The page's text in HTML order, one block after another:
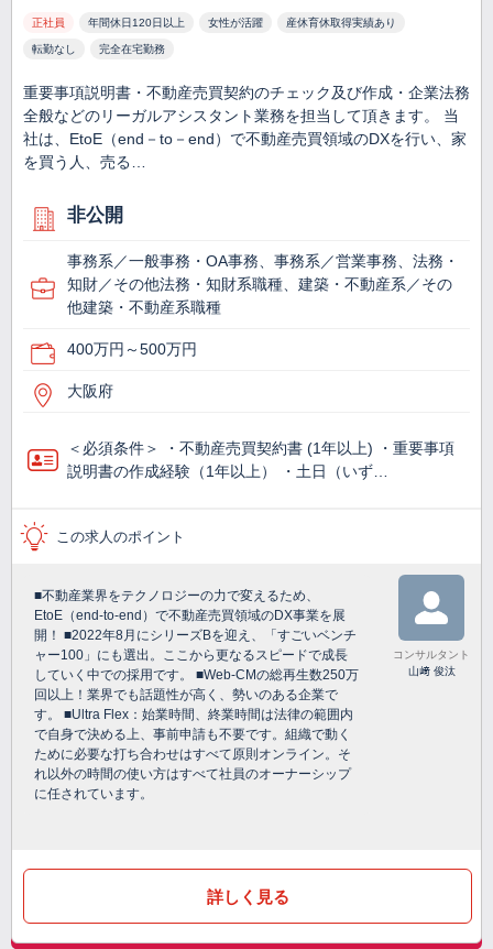
正社員 年間休日120日以上 女性が活躍 産休育休取得実績あり
転勤なし 完全在宅勤務
重要事項説明書・不動産売買契約のチェック及び作成・企業法務
全般などのリーガルアシスタント業務を担当して頂きます。 当
社は、EtoE（end－to－end）で不動産売買領域のDXを行い、家
を買う人、売る…
非公開
事務系／一般事務・OA事務、事務系／営業事務、法務・
知財／その他法務・知財系職種、建築・不動産系／その
他建築・不動産系職種
400万円～500万円
大阪府
＜必須条件＞ ・不動産売買契約書 (1年以上) ・重要事項
説明書の作成経験（1年以上） ・土日（いず…
この求人のポイント
■不動産業界をテクノロジーの力で変えるため、
EtoE（end-to-end）で不動産売買領域のDX事業を展
開！ ■2022年8月にシリーズBを迎え、「すごいベンチ
ャー100」にも選出。ここから更なるスピードで成長
していく中での採用です。 ■Web-CMの総再生数250万
回以上！業界でも話題性が高く、勢いのある企業で
す。 ■Ultra Flex：始業時間、終業時間は法律の範囲内
で自身で決める上、事前申請も不要です。組織で動く
ために必要な打ち合わせはすべて原則オンライン。そ
れ以外の時間の使い方はすべて社員のオーナーシップ
に任されています。
コンサルタント
山﨑 俊汰
詳しく見る